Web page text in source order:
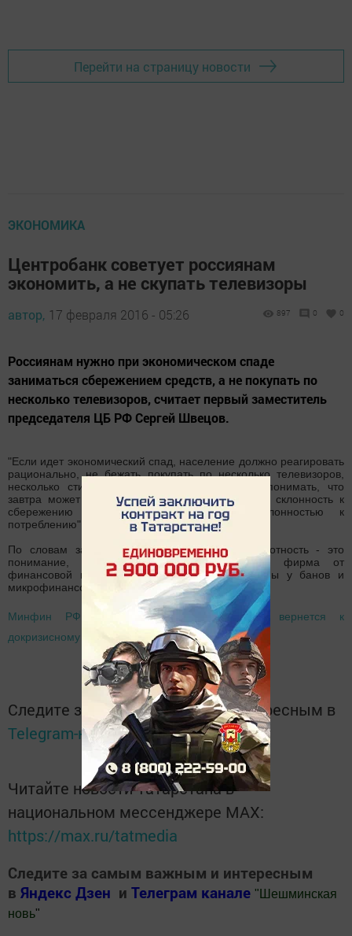
Перейти на страницу новости
ЭКОНОМИКА
Центробанк советует россиянам
экономить, а не скупать телевизоры
автор, 17 февраля 2016 - 05:26 897 0 0
Россиянам нужно при экономическом спаде
заниматься сбережением средств, а не покупать по
несколько телевизоров, считает первый заместитель
председателя ЦБ РФ Сергей Швецов.
"Если идет экономический спад, население должно реагировать
рационально, не бежать покупать по несколько телевизоров,
несколько стиральных машин, а оно должно понимать, что
завтра может потерять рабочее место, поэтому склонность к
сбережению должна преобладать над склонностью к
потреблению", - заявил Швецов.
По словам запрета ЦБ РФ, финансовая грамотность - это
понимание, чем отличается инвестиционная фирма от
финансовой пирамиды, что такое брать взаймы у банов и
микрофинансовых учреждений.
Минфин РФ: уровень российских зарплат вернется к
докризисному к 2025 году
Следите за самым важным и интересным в
Telegram-каналеТатмедиа
Читайте новости Татарстана в
национальном мессенджере MАХ:
https://max.ru/tatmedia
Следите за самым важным и интересным
в Яндекс Дзен и Телеграм канале " Шешминская
новь"